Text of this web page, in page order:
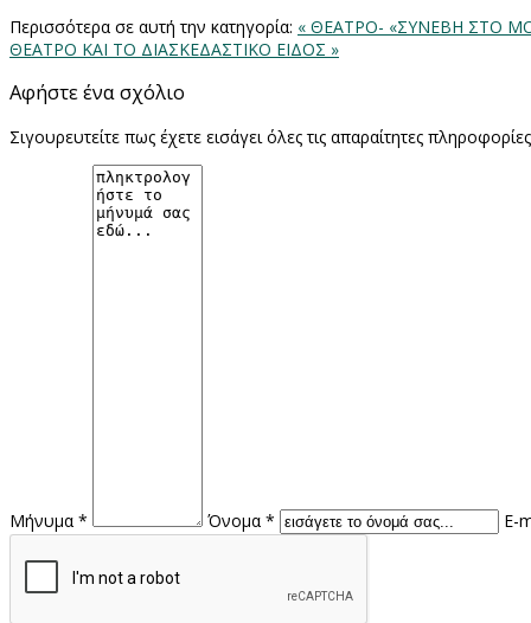
Περισσότερα σε αυτή την κατηγορία: « ΘΕΑΤΡΟ- «ΣΥNΕΒΗ ΣΤΟ
ΘΕΑΤΡΟ ΚΑΙ ΤΟ ΔΙΑΣΚΕΔΑΣΤΙΚΟ ΕΙΔΟΣ »
Αφήστε ένα σχόλιο
Σιγουρευτείτε πως έχετε εισάγει όλες τις απαραίτητες
Μήνυμα * Όνομα * E-